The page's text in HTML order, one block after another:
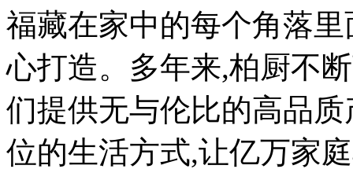
福藏在家中的每个角落
心打造。多年来,柏厨不
们提供无与伦比的高品
位的生活方式,让亿万家